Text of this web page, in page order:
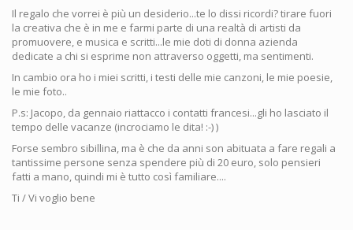
Il regalo che vorrei è più un desiderio...te lo dissi ricordi? tirare fuori
la creativa che è in me e farmi parte di una realtà di artisti da
promuovere, e musica e scritti...le mie doti di donna azienda
dedicate a chi si esprime non attraverso oggetti, ma sentimenti.
In cambio ora ho i miei scritti, i testi delle mie canzoni, le mie poesie,
le mie foto..
P.s: Jacopo, da gennaio riattacco i contatti francesi...gli ho lasciato il
tempo delle vacanze (incrociamo le dita! :-) )
Forse sembro sibillina, ma è che da anni son abituata a fare regali a
tantissime persone senza spendere più di 20 euro, solo pensieri
fatti a mano, quindi mi è tutto così familiare....
Ti / Vi voglio bene